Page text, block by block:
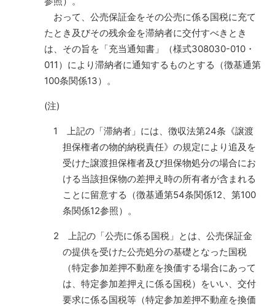
おって、公売保証金をその公売に係る国税に充て
たとき及びその残余金を滞納者に交付すべきとき
は、その旨を「充当通知書」（様式308030-010・
011）により滞納者に通知するものとする（徴基通第
100条関係13）。
(注)
1 上記の「滞納者」には、徴収法第24条《譲渡
担保権者の物的納税責任》の規定により追及を
受けた譲渡担保権者及び担保物処分の場合にお
ける当該担保物の差押え時の所有者が含まれる
ことに留意する（徴基通第54条関係12、第100
条関係12参照）。
2 上記の「公売に係る国税」とは、公売保証金
の提供を受けた公売処分の基礎となった国税
（特定参加差押不動産を換価する場合にあって
は、特定参加差押えに係る国税）をいい、交付
要求に係る国税等（特定参加差押不動産を換価